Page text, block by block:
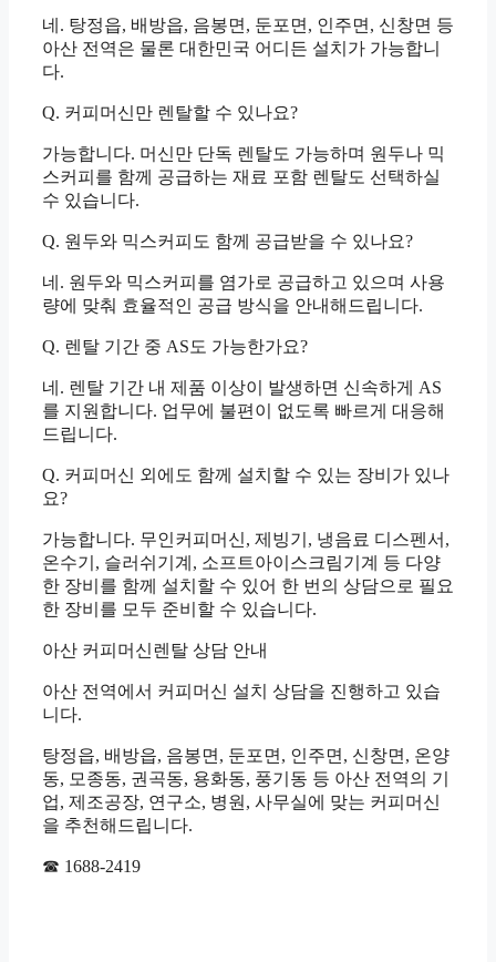
네. 탕정읍, 배방읍, 음봉면, 둔포면, 인주면, 신창면 등
아산 전역은 물론 대한민국 어디든 설치가 가능합니
다.
Q. 커피머신만 렌탈할 수 있나요?
가능합니다. 머신만 단독 렌탈도 가능하며 원두나 믹
스커피를 함께 공급하는 재료 포함 렌탈도 선택하실
수 있습니다.
Q. 원두와 믹스커피도 함께 공급받을 수 있나요?
네. 원두와 믹스커피를 염가로 공급하고 있으며 사용
량에 맞춰 효율적인 공급 방식을 안내해드립니다.
Q. 렌탈 기간 중 AS도 가능한가요?
네. 렌탈 기간 내 제품 이상이 발생하면 신속하게 AS
를 지원합니다. 업무에 불편이 없도록 빠르게 대응해
드립니다.
Q. 커피머신 외에도 함께 설치할 수 있는 장비가 있나
요?
가능합니다. 무인커피머신, 제빙기, 냉음료 디스펜서,
온수기, 슬러쉬기계, 소프트아이스크림기계 등 다양
한 장비를 함께 설치할 수 있어 한 번의 상담으로 필요
한 장비를 모두 준비할 수 있습니다.
아산 커피머신렌탈 상담 안내
아산 전역에서 커피머신 설치 상담을 진행하고 있습
니다.
탕정읍, 배방읍, 음봉면, 둔포면, 인주면, 신창면, 온양
동, 모종동, 권곡동, 용화동, 풍기동 등 아산 전역의 기
업, 제조공장, 연구소, 병원, 사무실에 맞는 커피머신
을 추천해드립니다.
☎ 1688-2419